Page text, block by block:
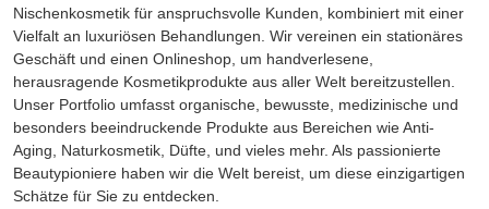
Nischenkosmetik für anspruchsvolle Kunden, kombiniert mit einer
Vielfalt an luxuriösen Behandlungen. Wir vereinen ein stationäres
Geschäft und einen Onlineshop, um handverlesene,
herausragende Kosmetikprodukte aus aller Welt bereitzustellen.
Unser Portfolio umfasst organische, bewusste, medizinische und
besonders beeindruckende Produkte aus Bereichen wie Anti-
Aging, Naturkosmetik, Düfte, und vieles mehr. Als passionierte
Beautypioniere haben wir die Welt bereist, um diese einzigartigen
Schätze für Sie zu entdecken.